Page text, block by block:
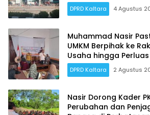
DPRD Kaltara 4 Agustus
Muhammad Nasir
UMKM Berpihak ke
Usaha hingga
DPRD Kaltara 2 Agustus
Nasir Dorong Kader
Perubahan dan